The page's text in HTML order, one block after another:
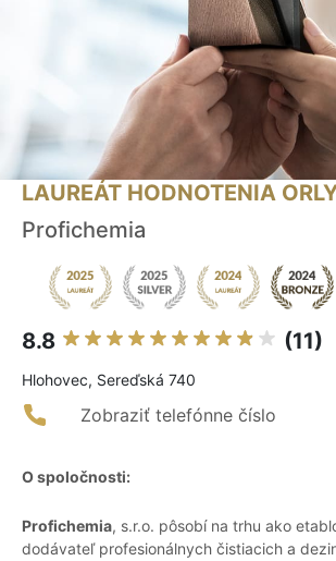
LAUREÁT HODNOTENIA
Profichemia
8.8 (11)
Hlohovec, Sereďská 740
Zobraziť telefónne číslo
O spoločnosti:
Profichemia, s.r.o. pôsobí na trhu ako
dodávateľ profesionálnych čistiacich a